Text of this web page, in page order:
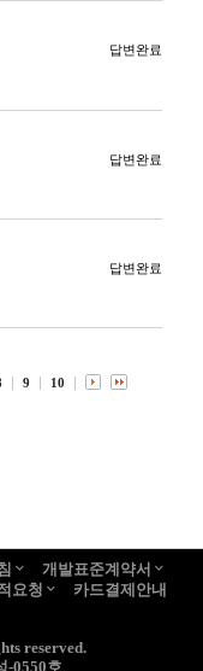
답변완료
답변완료
답변완료
9 10
개발표준계약서
요청 카드결제안내
reserved.
-0550호